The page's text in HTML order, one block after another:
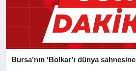
Bursa’nın ‘Bolkar’ı dünya